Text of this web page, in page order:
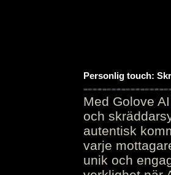
Personlig touch:
Med Golove
och
autentisk
varje
unik och